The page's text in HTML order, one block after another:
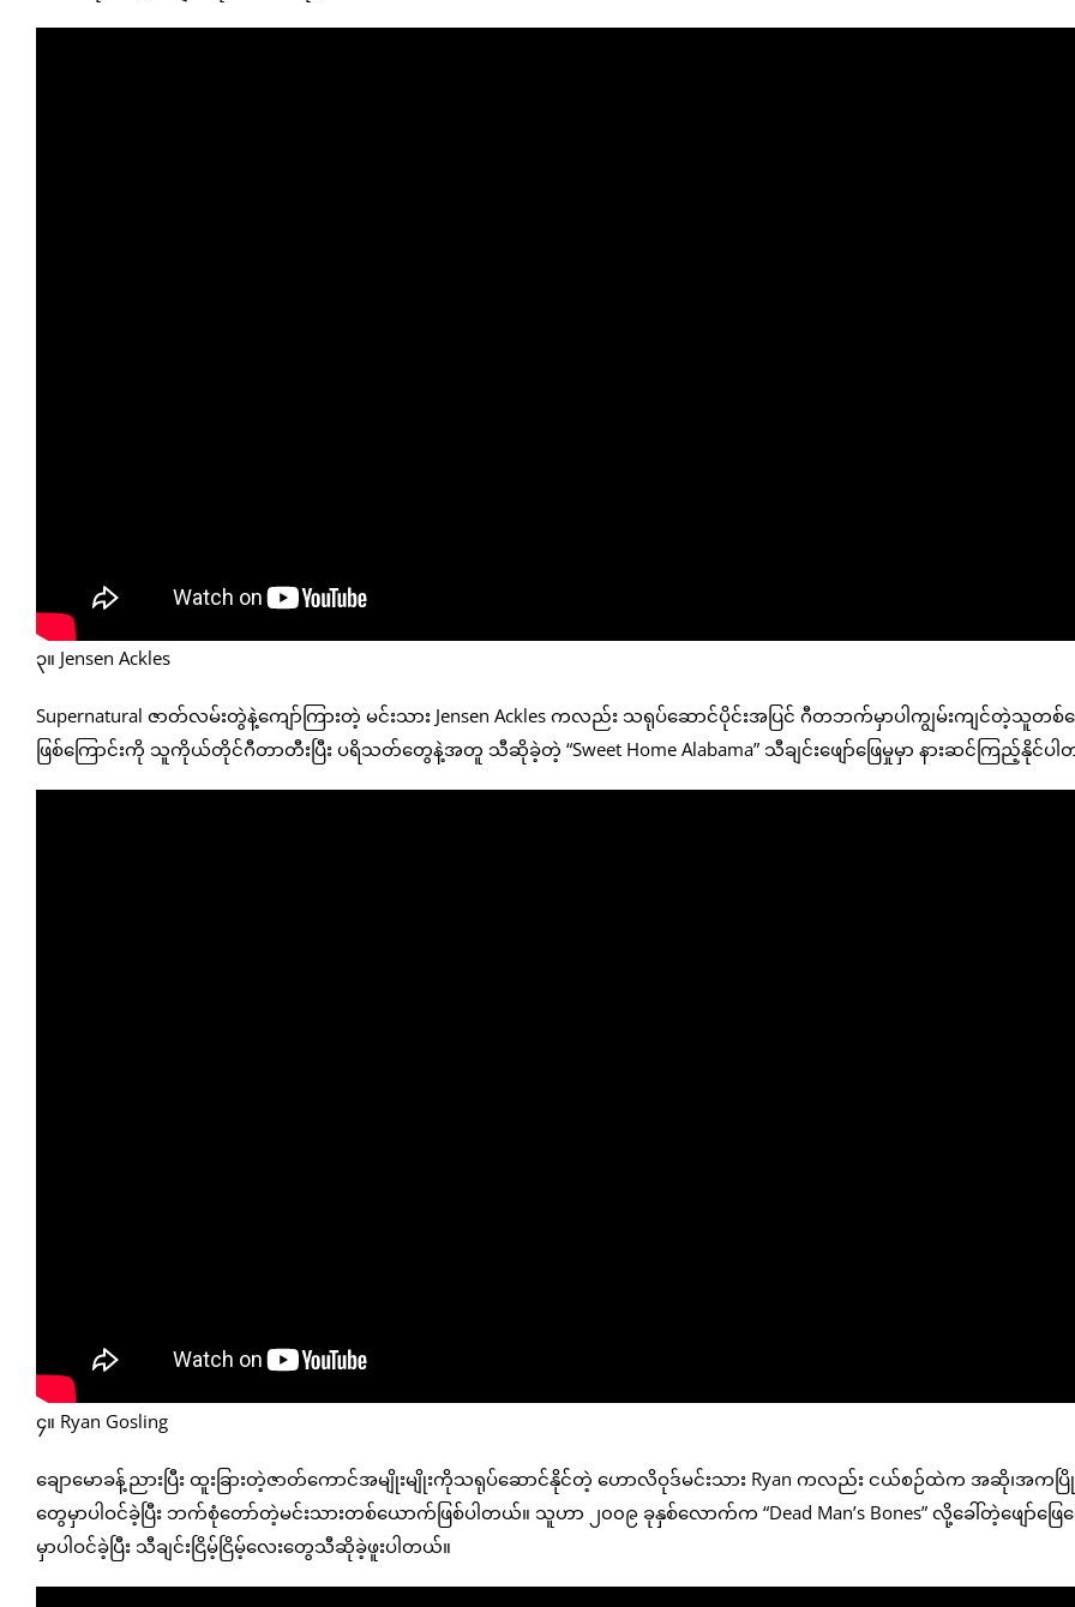
၃။ Jensen Ackles
Supernatural ဇာတ်လမ်းတွဲနဲ့ကျော်ကြားတဲ့ မင်းသား Jensen Ackles ကလည်း သရုပ်ဆောင်ပိုင်းအပြင် ဂီတဘက်မှာပါကျွမ်းကျင်တဲ့သူတ
ဖြစ်ကြောင်းကို သူကိုယ်တိုင်ဂီတာတီးပြီး ပရိသတ်တွေနဲ့အတူ သီဆိုခဲ့တဲ့ “Sweet Home Alabama” သီချင်းဖျော်ဖြေမှုမှာ နားဆင်ကြည့်နိုင်ပ
၄။ Ryan Gosling
ချောမောခန့်ညားပြီး ထူးခြားတဲ့ဇာတ်ကောင်အမျိုးမျိုးကိုသရုပ်ဆောင်နိုင်တဲ့ ဟောလိဝုဒ်မင်းသား Ryan ကလည်း ငယ်စဉ်ထဲက အဆို၊အကပ
တွေမှာပါဝင်ခဲ့ပြီး ဘက်စုံတော်တဲ့မင်းသားတစ်ယောက်ဖြစ်ပါတယ်။ သူဟာ ၂၀၀၉ ခုနှစ်လောက်က “Dead Man’s Bones” လို့ခေါ်တဲ့ဖျော်ဖြေ
မှာပါဝင်ခဲ့ပြီး သီချင်းငြိမ့်ငြိမ့်လေးတွေသီဆိုခဲ့ဖူးပါတယ်။